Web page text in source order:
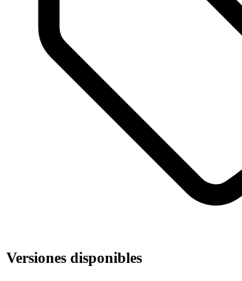
Versiones disponibles